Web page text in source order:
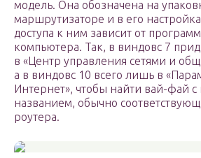
модель. Она обозначена на
маршрутизаторе и в его
доступа к ним зависит от
компьютера. Так, в виндовс 7
в «Центр управления сетями и
а в виндовс 10 всего лишь в
Интернет», чтобы найти вай-фай
названием, обычно
роутера.